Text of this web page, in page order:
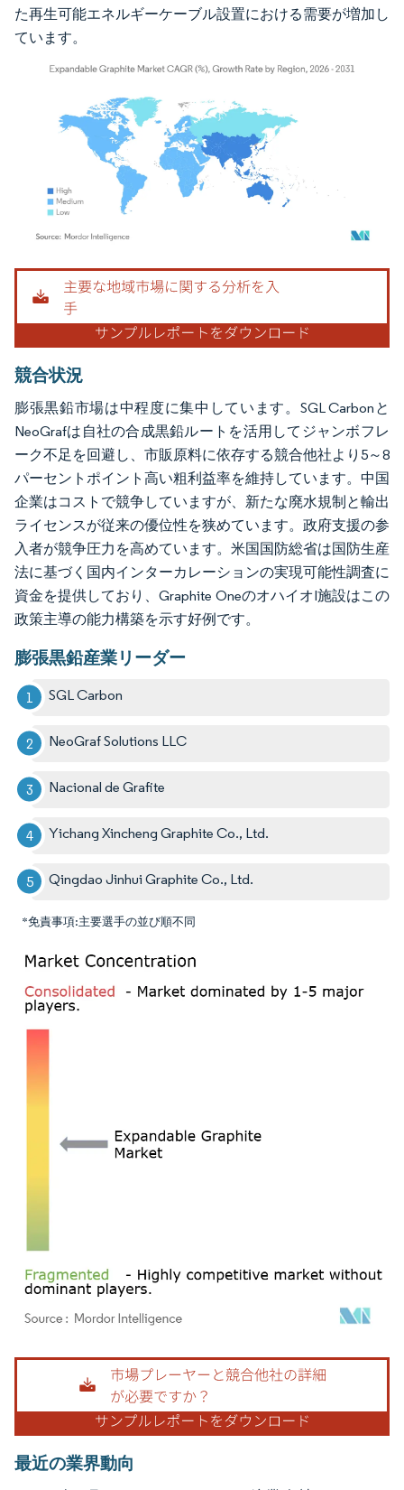
た再生可能エネルギーケーブル設置における需要が増加し
ています。
画像 © Mordor Intelligence。再利用にはCC BY 4.0の表示が必要です。
競合状況
膨張黒鉛市場は中程度に集中しています。SGL Carbonと
NeoGrafは自社の合成黒鉛ルートを活用してジャンボフレ
ーク不足を回避し、市販原料に依存する競合他社より5～8
パーセントポイント高い粗利益率を維持しています。中国
企業はコストで競争していますが、新たな廃水規制と輸出
ライセンスが従来の優位性を狭めています。政府支援の参
入者が競争圧力を高めています。米国国防総省は国防生産
法に基づく国内インターカレーションの実現可能性調査に
資金を提供しており、Graphite OneのオハイオI施設はこの
政策主導の能力構築を示す好例です。
膨張黒鉛産業リーダー
SGL Carbon
NeoGraf Solutions LLC
Nacional de Grafite
Yichang Xincheng Graphite Co., Ltd.
Qingdao Jinhui Graphite Co., Ltd.
*免責事項:主要選手の並び順不同
画像 © Mordor Intelligence。再利用にはCC BY 4.0の表示が必要です。
最近の業界動向